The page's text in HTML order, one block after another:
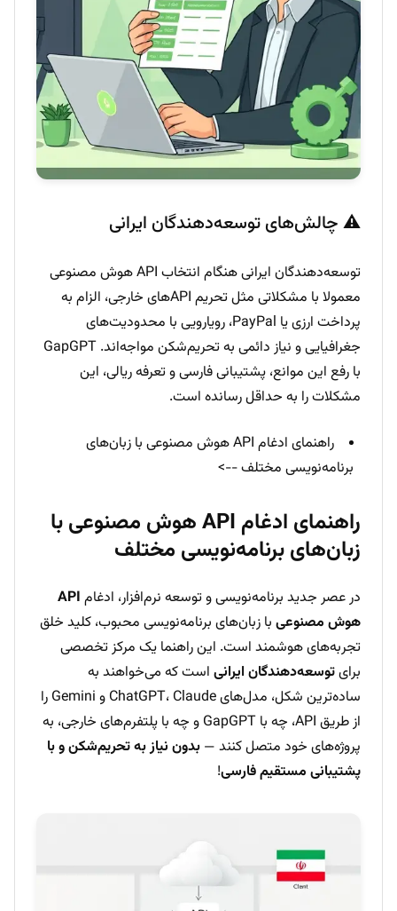
⚠️ چالش‌های توسعه‌دهندگان ایرانی
توسعه‌دهندگان ایرانی هنگام انتخاب API هوش مصنوعی
معمولا با مشکلاتی مثل تحریم APIهای خارجی، الزام به
پرداخت ارزی یا PayPal، رویارویی با محدودیت‌های
جغرافیایی و نیاز دائمی به تحریم‌شکن مواجه‌اند. GapGPT
با رفع این موانع، پشتیبانی فارسی و تعرفه ریالی، این
مشکلات را به حداقل رسانده است.
راهنمای ادغام API هوش مصنوعی با زبان‌های
برنامه‌نویسی مختلف -->
راهنمای ادغام API هوش مصنوعی با
زبان‌های برنامه‌نویسی مختلف
در عصر جدید برنامه‌نویسی و توسعه نرم‌افزار، ادغام API
هوش مصنوعی با زبان‌های برنامه‌نویسی محبوب، کلید خلق
تجربه‌های هوشمند است. این راهنما یک مرکز تخصصی
برایتوسعه‌دهندگان ایرانی است که می‌خواهند به
ساده‌ترین شکل، مدل‌های ChatGPT، Claude و Gemini را
از طریق API، چه با GapGPT و چه با پلتفرم‌های خارجی، به
پروژه‌های خود متصل کنند — بدون نیاز به تحریم‌شکن و با
پشتیبانی مستقیم فارسی!